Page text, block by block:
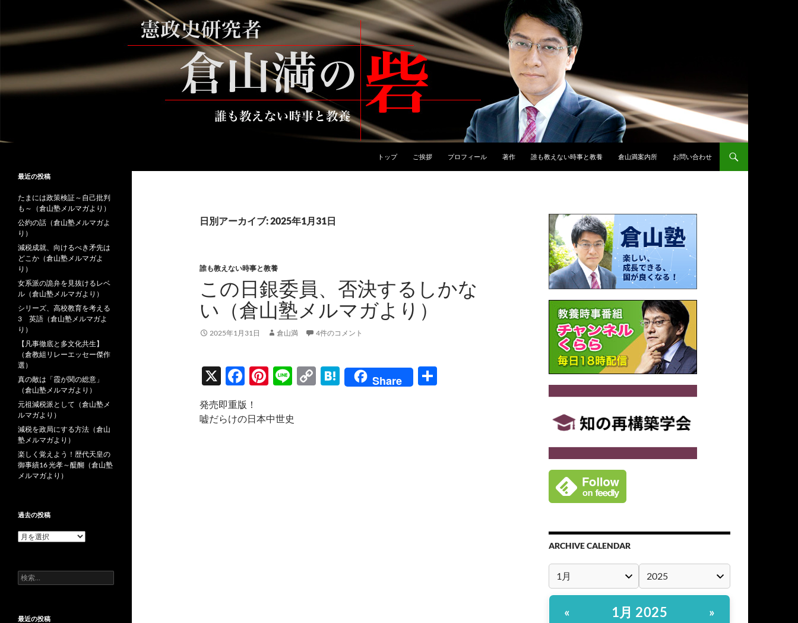
テ
ン
へ
ス
トップ ご挨拶 プロフィール 著作 誰も教えない時事と教養 倉山満案内所 お問い合わせ
日別アーカイブ: 2025年1月31日
誰も教えない時事と教養
この日銀委員、否決するしかな
い（倉山塾メルマガより）
2025年1月31日 倉山満 4件のコメント
X
F
ac
e
Pi
er
Li
e
C
H
at
Share
発売即重版！
嘘だらけの日本中世史
ARCHIVE CALENDAR
« 1月 2025 »
倉山満の砦～誰も教えない時事と教
最近の投稿
たまには政策検証～自己批判
も～（倉山塾メルマガより）
公約の話（倉山塾メルマガよ
り）
減税成就、向けるべき矛先は
どこか（倉山塾メルマガよ
り）
女系派の詭弁を見抜けるレベ
ル（倉山塾メルマガより）
シリーズ、高校教育を考える
3 英語（倉山塾メルマガよ
り）
【凡事徹底と多文化共生】
（倉教組リレーエッセー傑作
選）
真の敵は「霞が関の総意」
（倉山塾メルマガより）
元祖減税派として（倉山塾メ
ルマガより）
減税を政局にする方法（倉山
塾メルマガより）
楽しく覚えよう！歴代天皇の
御事績16 光孝～醍醐（倉山塾
メルマガより）
過去の投稿
過
稿
検
索:
最近の投稿